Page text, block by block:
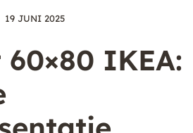
19 JUNI 2025
IKEA: